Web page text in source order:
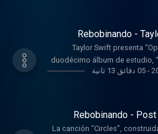
unos
Rebobinando -
Opalite -
Taylor Swift presenta
duodécimo álbum de estudio,
a Showgirl”, publicado en
responsables de algunos de
- 05 دقائق 13 ثانية
Rebobinando -
Circles -
La canción “Circles”,